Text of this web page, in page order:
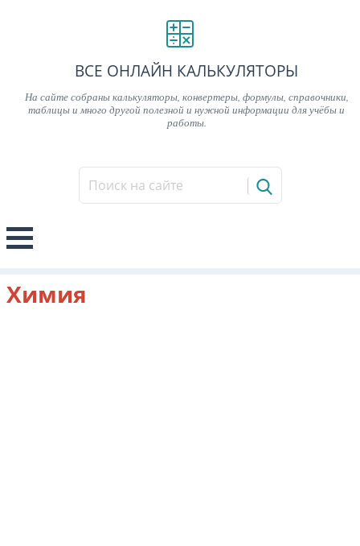
ВСЕ ОНЛАЙН КАЛЬКУЛЯТОРЫ
На сайте собраны калькуляторы, конвертеры, формулы, справочники,
таблицы и много другой полезной и нужной информации для учёбы и
работы.
Химия